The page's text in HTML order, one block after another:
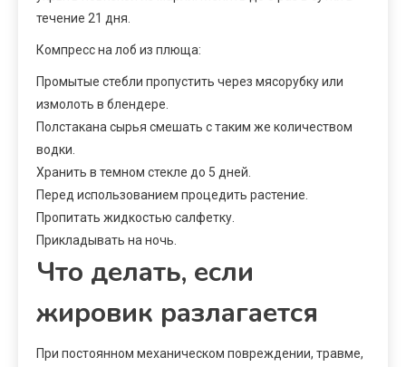
течение 21 дня.
Компресс на лоб из плюща:
Промытые стебли пропустить через мясорубку или
измолоть в блендере.
Полстакана сырья смешать с таким же количеством
водки.
Хранить в темном стекле до 5 дней.
Перед использованием процедить растение.
Пропитать жидкостью салфетку.
Прикладывать на ночь.
Что делать, если
жировик разлагается
При постоянном механическом повреждении, травме,